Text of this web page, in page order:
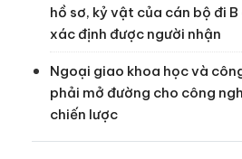
hồ sơ, kỷ vật của cán bộ đi B
xác định được người nhận
Ngoại giao khoa học và
phải mở đường cho công
chiến lược